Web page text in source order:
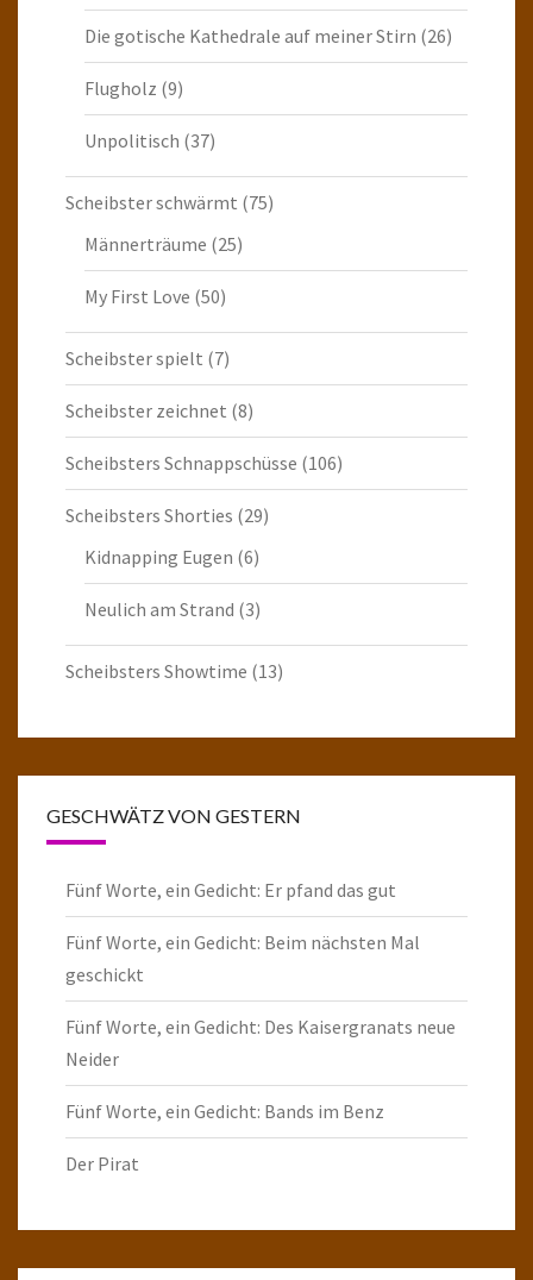
Die gotische Kathedrale auf meiner Stirn (26)
Flugholz (9)
Unpolitisch (37)
Scheibster schwärmt (75)
Männerträume (25)
My First Love (50)
Scheibster spielt (7)
Scheibster zeichnet (8)
Scheibsters Schnappschüsse (106)
Scheibsters Shorties (29)
Kidnapping Eugen (6)
Neulich am Strand (3)
Scheibsters Showtime (13)
GESCHWÄTZ VON GESTERN
Fünf Worte, ein Gedicht: Er pfand das gut
Fünf Worte, ein Gedicht: Beim nächsten Mal
geschickt
Fünf Worte, ein Gedicht: Des Kaisergranats neue
Neider
Fünf Worte, ein Gedicht: Bands im Benz
Der Pirat